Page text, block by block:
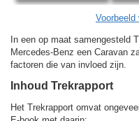
Voorbeeld
In een op maat samengesteld
Mercedes-Benz een Caravan
factoren die van invloed zijn.
Inhoud Trekrapport
Het Trekrapport omvat